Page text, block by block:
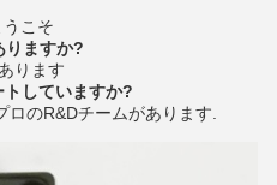
こそ
りますか?
ります
していますか?
のR&Dチームがあります.